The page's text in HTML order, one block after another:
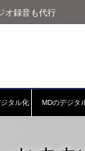
オ録音も代行
タル化 MDのデジタ